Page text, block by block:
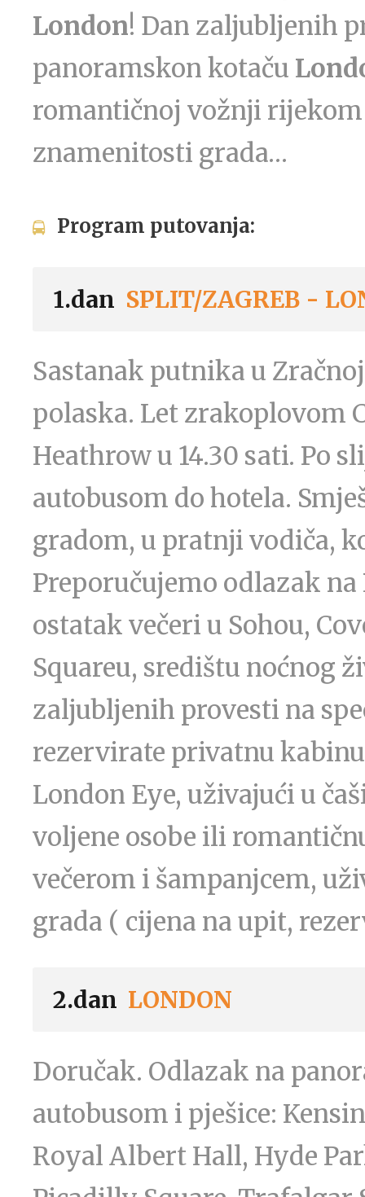
London! Dan zaljubljenih
panoramskon kotaču
romantičnoj vožnji rijekom
znamenitosti grada…
Program putovanja:
1.dan SPLIT/ZAGREB -
Sastanak putnika u
polaska. Let zrakoplovom
Heathrow u 14.30 sati. Po
autobusom do hotela.
gradom, u pratnji vodiča,
Preporučujemo odlazak
ostatak večeri u Sohou,
Squareu, središtu noćnog
zaljubljenih provesti na
rezervirate privatnu
London Eye, uživajući u
voljene osobe ili
večerom i šampanjcem,
grada ( cijena na upit,
2.dan LONDON
Doručak. Odlazak na
autobusom i pješice:
Royal Albert Hall, Hyde